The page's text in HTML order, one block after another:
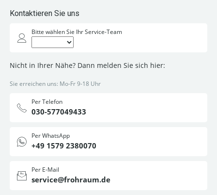
Kontaktieren Sie uns
Bitte wählen Sie Ihr Service-Team
Nicht in Ihrer Nähe? Dann melden Sie sich hier:
Sie erreichen uns: Mo-Fr 9-18 Uhr
Per Telefon
030-577049433
Per WhatsApp
+49 1579 2380070
Per E-Mail
service@frohraum.de